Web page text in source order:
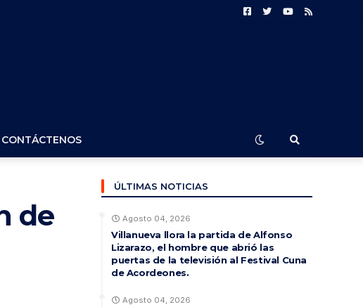
CONTÁCTENOS
de
ÚLTIMAS NOTICIAS
Agosto 04, 2026
Villanueva llora la partida de Alfonso
Lizarazo, el hombre que abrió las
puertas de la televisión al Festival Cuna
de Acordeones.
Agosto 04, 2026